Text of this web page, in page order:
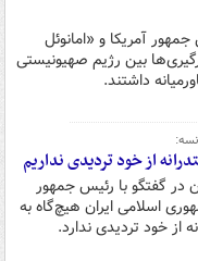
آمریکا و «امانوئل
بین رژیم صهیونیستی
داشتند.
از خود تردیدی نداریم
گفتگو با رئیس جمهور
اسلامی ایران هیچ‌گاه به
از خود تردیدی ندارد.